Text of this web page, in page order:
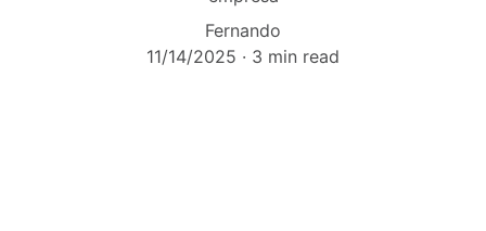
Fernando
11/14/2025
3 min read